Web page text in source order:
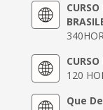
120
Que